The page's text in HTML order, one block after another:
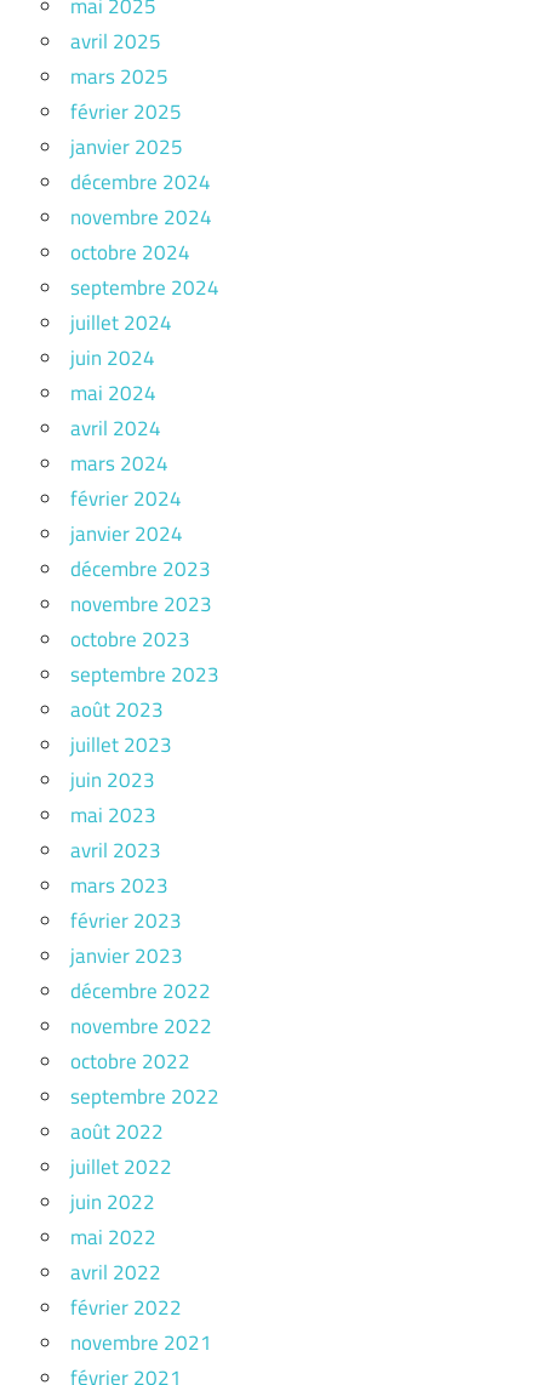
avril 2025
mars 2025
février 2025
janvier 2025
décembre 2024
novembre 2024
octobre 2024
septembre 2024
juillet 2024
juin 2024
mai 2024
avril 2024
mars 2024
février 2024
janvier 2024
décembre 2023
novembre 2023
octobre 2023
septembre 2023
août 2023
juillet 2023
juin 2023
mai 2023
avril 2023
mars 2023
février 2023
janvier 2023
décembre 2022
novembre 2022
octobre 2022
septembre 2022
août 2022
juillet 2022
juin 2022
mai 2022
avril 2022
février 2022
novembre 2021
février 2021